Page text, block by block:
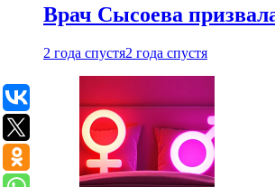
Врач Сысоева
2 года спустя2 года спустя